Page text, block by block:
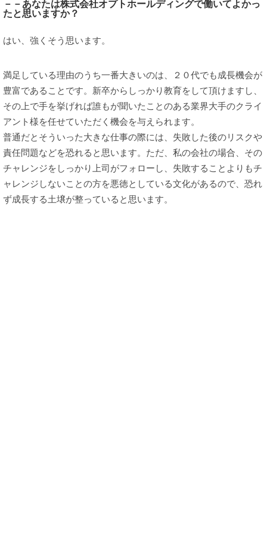
－－あなたは株式会社オプトホールディングで働いてよかっ
たと思いますか？
はい、強くそう思います。
満足している理由のうち一番大きいのは、２０代でも成長機会が
豊富であることです。新卒からしっかり教育をして頂けますし、
その上で手を挙げれば誰もが聞いたことのある業界大手のクライ
アント様を任せていただく機会を与えられます。
普通だとそういった大きな仕事の際には、失敗した後のリスクや
責任問題などを恐れると思います。ただ、私の会社の場合、その
チャレンジをしっかり上司がフォローし、失敗することよりもチ
ャレンジしないことの方を悪徳としている文化があるので、恐れ
ず成長する土壌が整っていると思います。